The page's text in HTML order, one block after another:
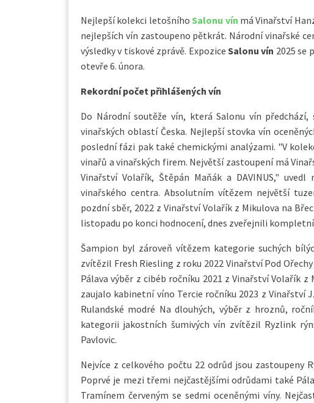
Nejlepší kolekci letošního Salonu vín má Vinařství
nejlepších vín zastoupeno pětkrát. Národní vinařské
výsledky v tiskové zprávě. ExpoziceSalonu vín 2025 se
otevře 6. února.
Rekordní počet přihlášených vín
Do Národní soutěže vín, která Salonu vín
vinařských oblastí Česka. Nejlepší stovka vín
poslední fázi pak také chemickými analýzami. "V
vinařů a vinařských firem. Největší zastoupení má
Vinařství Volařík, Štěpán Maňák a DAVINUS,"
vinařského centra. Absolutním vítězem největší
pozdní sběr, 2022 z Vinařství Volařík z Mikulova na
listopadu po konci hodnocení, dnes zveřejnili kompletní
Šampion byl zároveň vítězem kategorie suchých
zvítězil Fresh Riesling z roku 2022 Vinařství Pod
Pálava výběr z cibéb ročníku 2021 z Vinařství Volařík
zaujalo kabinetní víno Tercie ročníku 2023 z Vinařství
Rulandské modré Na dlouhých, výběr z hroznů,
kategorii jakostních šumivých vín zvítězil Ryzlink
Pavlovic.
Nejvíce z celkového počtu 22 odrůd jsou zastoupeny
Poprvé je mezi třemi nejčastějšími odrůdami také
Tramínem červeným se sedmi oceněnými víny.